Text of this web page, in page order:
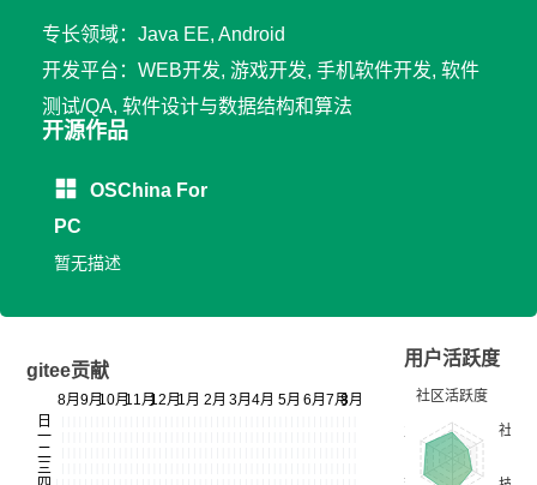
专长领域：Java EE, Android
开发平台：WEB开发, 游戏开发, 手机软件开发, 软件
测试/QA, 软件设计与数据结构和算法
开源作品
OSChina For
PC
暂无描述
gitee贡献
用户活跃度